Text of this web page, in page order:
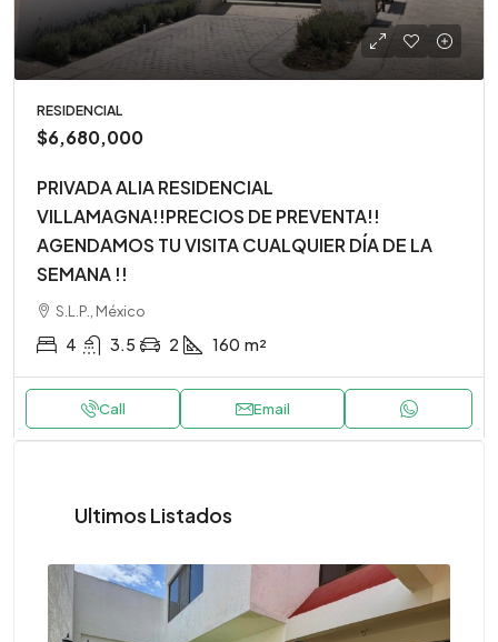
RESIDENCIAL
$6,680,000
PRIVADA ALIA RESIDENCIAL
VILLAMAGNA!!PRECIOS DE PREVENTA!!
AGENDAMOS TU VISITA CUALQUIER DÍA DE LA
SEMANA !!
S.L.P., México
4 3.5 2 160 m²
Call Email
Ultimos Listados